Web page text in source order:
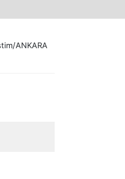
ANKARA